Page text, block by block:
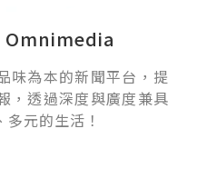
Omnimedia
味為本的新聞平台，提
，透過深度與廣度兼具
元的生活！